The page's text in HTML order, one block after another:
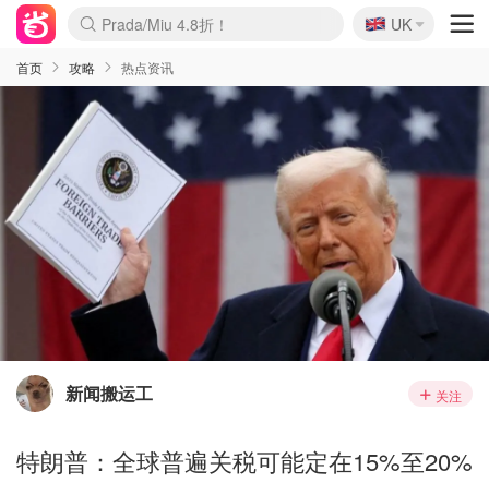
麦卢卡蜂蜜夏促！个位数！
Prada/Miu 4.8折！
啥？必胜客披萨5折！
🇬🇧
UK
首页 攻略 热点资讯
新闻搬运工 关注
特朗普：全球普遍关税可能定在15%至20%